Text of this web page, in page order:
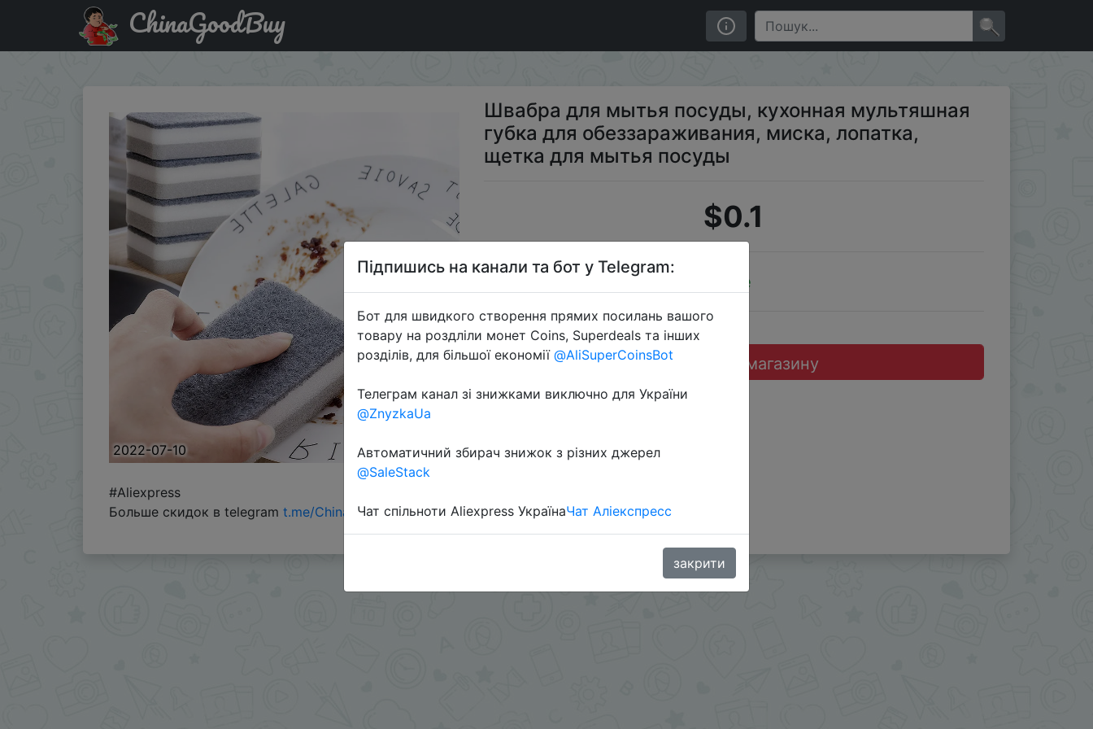
Знижка на Швабра для мытья посуды, кухонная мультяшная губка для обеззараживания, миска, лопатка, щетка для мытья посуды
ChinaGoodBuy
2022-07-10
Швабра для мытья посуды, кухонная мультяшная
губка для обеззараживания, миска, лопатка,
щетка для мытья посуды
$0.1
Sale
Перейти до магазину
#Aliexpress
Больше скидок в telegram t.me/ChinaGoodBuy
Підпишись на канали та бот у Telegram:
Бот для швидкого створення прямих посилань вашого
товару на роздліли монет Coins, Superdeals та інших
розділів, для більшої економії @AliSuperCoinsBot
Телеграм канал зі знижками виключно для України
@ZnyzkaUa
Автоматичний збирач знижок з різних джерел
@SaleStack
Чат спільноти Aliexpress УкраїнаЧат Аліекспресс
закрити